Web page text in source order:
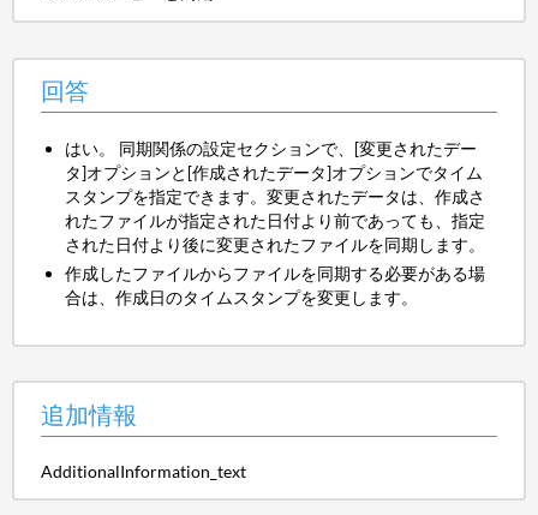
回答
はい。 同期関係の設定セクションで、[変更されたデー
タ]オプションと[作成されたデータ]オプションでタイム
スタンプを指定できます。変更されたデータは、作成さ
れたファイルが指定された日付より前であっても、指定
された日付より後に変更されたファイルを同期します。
作成したファイルからファイルを同期する必要がある場
合は、作成日のタイムスタンプを変更します。
追加情報
AdditionalInformation_text